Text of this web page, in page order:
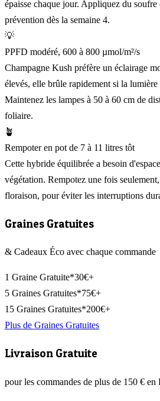
épaisse chaque jour. Appliquez du
prévention dès la semaine 4.
💡
PPFD modéré, 600 à 800 µmol/m²/s
Champagne Kush préfère un éclairage
élevés, elle brûle rapidement si la lumière
Maintenez les lampes à 50 à 60 cm de
foliaire.
🪴
Rempoter en pot de 7 à 11 litres tôt
Cette hybride équilibrée a besoin
végétation. Rempotez une fois
floraison, pour éviter les interruptions
Graines Gratuites
& Cadeaux Éco avec chaque commande
1 Graine Gratuite*30€+
5 Graines Gratuites*75€+
15 Graines Gratuites*200€+
Plus de Graines Gratuites
Livraison Gratuite
pour les commandes de plus de 150 €